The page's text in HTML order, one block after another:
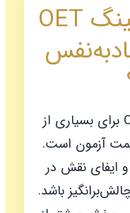
چگونه در اسپیکینگ OET
بخش Speaking آزمون OET برای بسیاری از
آزمون است.
ایفای نقش در
باشد.